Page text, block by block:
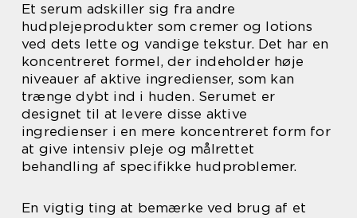
Et serum adskiller sig fra andre
hudplejeprodukter som cremer og lotions
ved dets lette og vandige tekstur. Det har en
koncentreret formel, der indeholder høje
niveauer af aktive ingredienser, som kan
trænge dybt ind i huden. Serumet er
designet til at levere disse aktive
ingredienser i en mere koncentreret form for
at give intensiv pleje og målrettet
behandling af specifikke hudproblemer.
En vigtig ting at bemærke ved brug af et